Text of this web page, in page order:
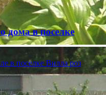
дома в поселке